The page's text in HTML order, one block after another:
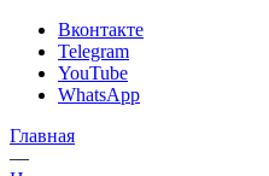
Вконтакте
Telegram
YouTube
WhatsApp
Главная
—